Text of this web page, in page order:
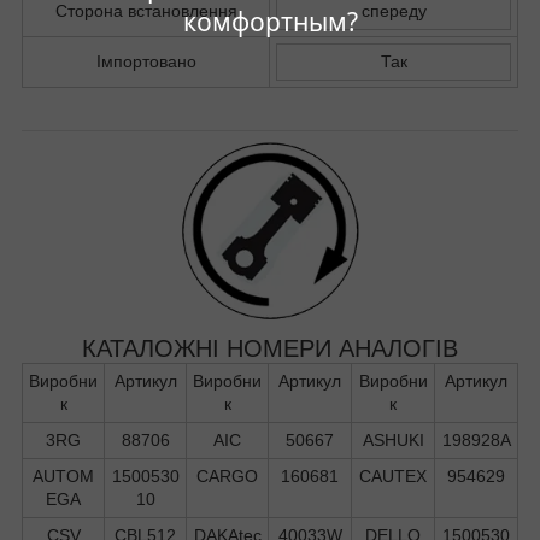
комфортным?
Сторона встановлення спереду
Імпортовано Так
КАТАЛОЖНІ НОМЕРИ АНАЛОГІВ
Виробни
к
Артикул
Виробни
к
Артикул
Виробни
к
Артикул
3RG 88706 AIC 50667 ASHUKI
198928A
AUTOM
EGA
1500530
10
CARGO 160681 CAUTEX 954629
CSV CBL512 DAKAtec 40033W DELLO 1500530